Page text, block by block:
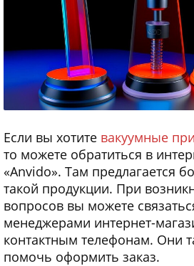
Если вы хотите вакуумные
то можете обратиться в
«Anvido». Там предлагается
такой продукции. При
вопросов вы можете
менеджерами интернет-
контактным телефонам. Они
помочь оформить заказ.